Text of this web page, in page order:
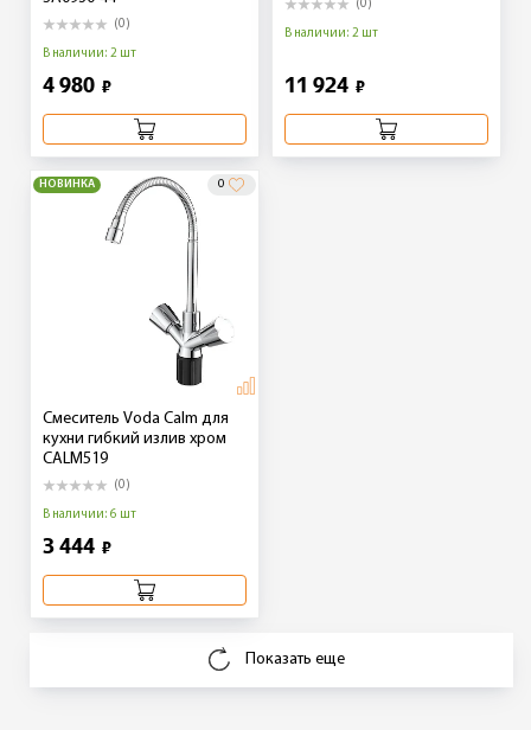
(0)
В наличии: 2 шт
4 980 ₽
(0)
В наличии: 2 шт
11 924 ₽
НОВИНКА 0
Смеситель Voda Calm для
кухни гибкий излив хром
CALM519
(0)
В наличии: 6 шт
3 444 ₽
Показать еще